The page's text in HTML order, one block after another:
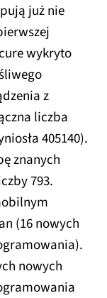
już nie
wykryto
z
liczba
405140).
znanych
793.
(16 nowych
nowych